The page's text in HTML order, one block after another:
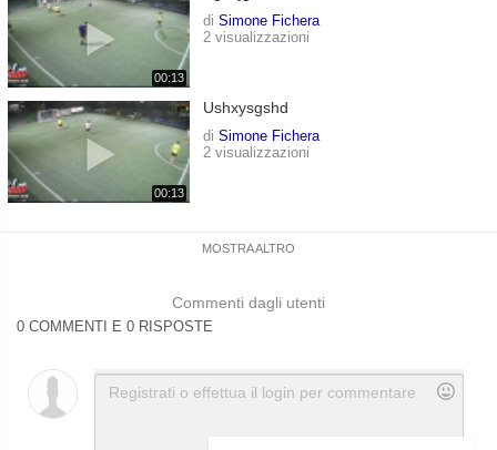
00:13
di Simone Fichera
2 visualizzazioni
00:13
Ushxysgshd
di Simone Fichera
2 visualizzazioni
MOSTRA ALTRO
Commenti dagli utenti
0 COMMENTI E 0 RISPOSTE